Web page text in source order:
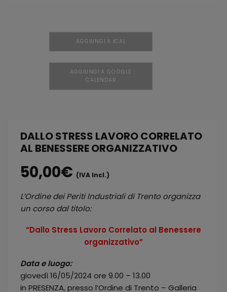
AGGIUNGI A ICAL
AGGIUNGI A GOOGLE
CALENDAR
DALLO STRESS LAVORO CORRELATO
AL BENESSERE ORGANIZZATIVO
50,00€ (IVA Incl.)
L’Ordine dei Periti Industriali di Trento organizza
un corso dal titolo:
“Dallo Stress Lavoro Correlato al Benessere
organizzativo”
Data e luogo:
giovedì 16/05/2024 ore 9.00 – 13.00
in PRESENZA, presso l’Ordine di Trento – Galleria